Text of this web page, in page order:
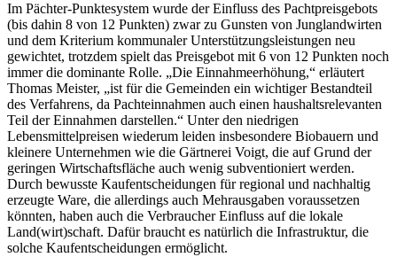
Im Pächter-Punktesystem wurde der Einfluss des Pachtpreisgebots
(bis dahin 8 von 12 Punkten) zwar zu Gunsten von Junglandwirten
und dem Kriterium kommunaler Unterstützungsleistungen neu
gewichtet, trotzdem spielt das Preisgebot mit 6 von 12 Punkten noch
immer die dominante Rolle. „Die Einnahmeerhöhung,“ erläutert
Thomas Meister, „ist für die Gemeinden ein wichtiger Bestandteil
des Verfahrens, da Pachteinnahmen auch einen haushaltsrelevanten
Teil der Einnahmen darstellen.“ Unter den niedrigen
Lebensmittelpreisen wiederum leiden insbesondere Biobauern und
kleinere Unternehmen wie die Gärtnerei Voigt, die auf Grund der
geringen Wirtschaftsfläche auch wenig subventioniert werden.
Durch bewusste Kaufentscheidungen für regional und nachhaltig
erzeugte Ware, die allerdings auch Mehrausgaben voraussetzen
könnten, haben auch die Verbraucher Einfluss auf die lokale
Land(wirt)schaft. Dafür braucht es natürlich die Infrastruktur, die
solche Kaufentscheidungen ermöglicht.